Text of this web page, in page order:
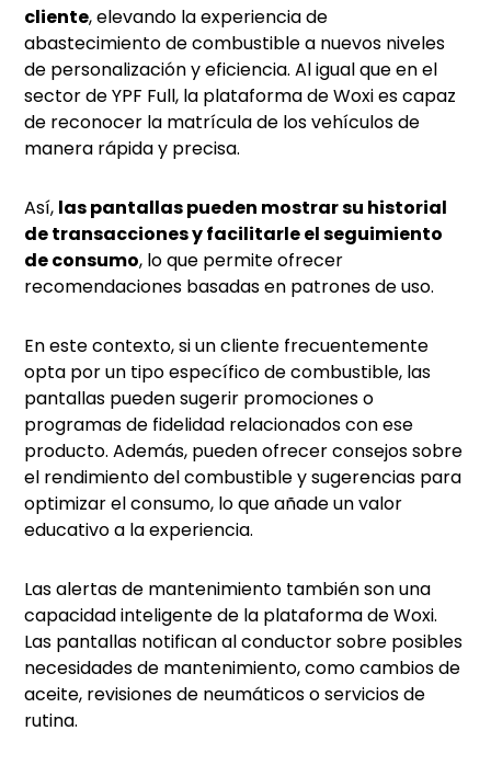
cliente, elevando la experiencia de
abastecimiento de combustible a nuevos niveles
de personalización y eficiencia. Al igual que en el
sector de YPF Full, la plataforma de Woxi es capaz
de reconocer la matrícula de los vehículos de
manera rápida y precisa.
Así, las pantallas pueden mostrar su historial
de transacciones y facilitarle el seguimiento
de consumo, lo que permite ofrecer
recomendaciones basadas en patrones de uso.
En este contexto, si un cliente frecuentemente
opta por un tipo específico de combustible, las
pantallas pueden sugerir promociones o
programas de fidelidad relacionados con ese
producto. Además, pueden ofrecer consejos sobre
el rendimiento del combustible y sugerencias para
optimizar el consumo, lo que añade un valor
educativo a la experiencia.
Las alertas de mantenimiento también son una
capacidad inteligente de la plataforma de Woxi.
Las pantallas notifican al conductor sobre posibles
necesidades de mantenimiento, como cambios de
aceite, revisiones de neumáticos o servicios de
rutina.